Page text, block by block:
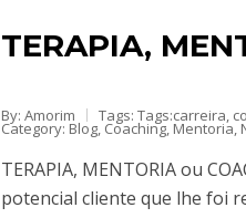
TERAPIA,
By: Amorim Tags: Tags:carreira,
Category: Blog, Coaching, Mentoria,
TERAPIA, MENTORIA ou
potencial cliente que lhe foi